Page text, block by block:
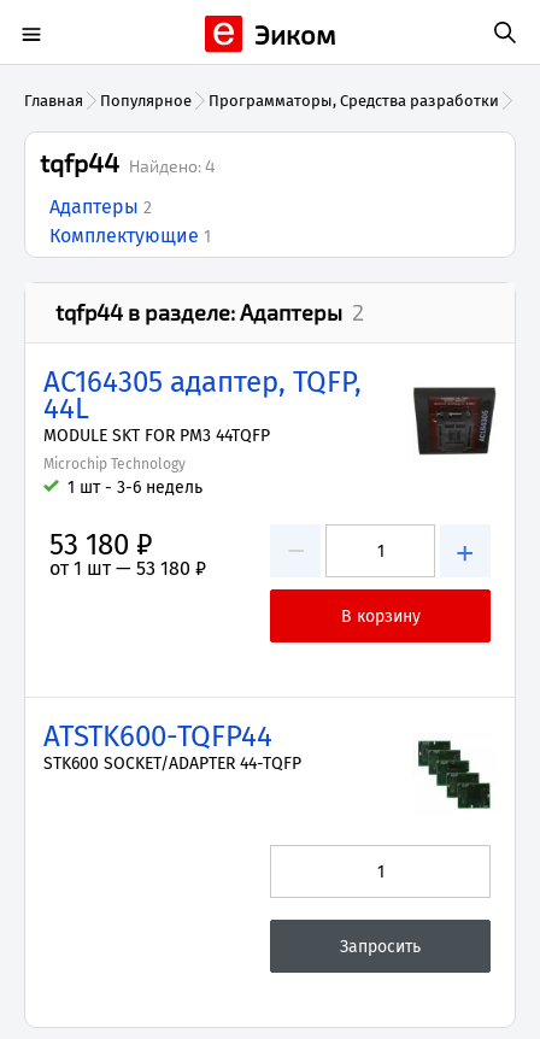
Эиком
Главная Популярное Программаторы, Средства разработки
tqfp44 Найдено:4
Адаптеры 2
Комплектующие 1
tqfp44 в разделе:Адаптеры 2
AC164305 адаптер, TQFP,
44L
MODULE SKT FOR PM3 44TQFP
Microchip Technology
1 шт - 3-6 недель
− +
53 180 ₽
от 1 шт — 53 180 ₽
ATSTK600-TQFP44
STK600 SOCKET/ADAPTER 44-TQFP